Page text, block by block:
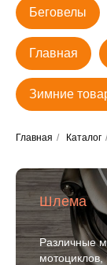
Беговелы
Главная
Зимние
Главная / Каталог /
Шлема
Различные
мотоциклов,